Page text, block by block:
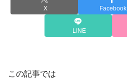
X Facebook
LINE
この記事では